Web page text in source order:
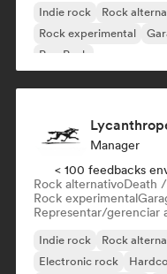
Indie rock Rock
Rock experimental
Pop Punk
Manager
< 100 feedbacks
Rock alternativoDeath
Rock experimental
Representar/gerenciar
Indie rock Rock
Electronic rock